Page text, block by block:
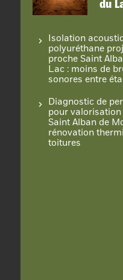
du
Isolation
polyuréthane
proche Saint
Lac : moins de
sonores entre
Diagnostic de
pour
Saint Alban de
rénovation
toitures